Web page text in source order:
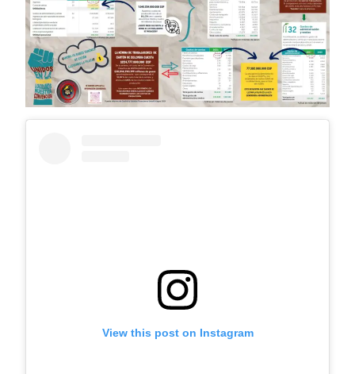
View this post on Instagram